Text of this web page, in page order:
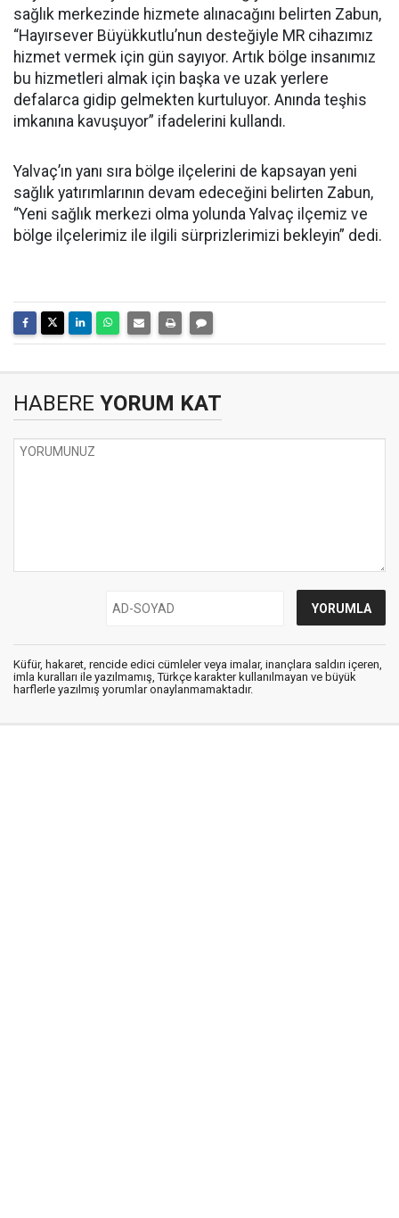
sağlık merkezinde hizmete alınacağını belirten Zabun,
“Hayırsever Büyükkutlu’nun desteğiyle MR cihazımız
hizmet vermek için gün sayıyor. Artık bölge insanımız
bu hizmetleri almak için başka ve uzak yerlere
defalarca gidip gelmekten kurtuluyor. Anında teşhis
imkanına kavuşuyor” ifadelerini kullandı.
Yalvaç’ın yanı sıra bölge ilçelerini de kapsayan yeni
sağlık yatırımlarının devam edeceğini belirten Zabun,
“Yeni sağlık merkezi olma yolunda Yalvaç ilçemiz ve
bölge ilçelerimiz ile ilgili sürprizlerimizi bekleyin” dedi.
HABERE YORUM KAT
Küfür, hakaret, rencide edici cümleler veya imalar, inançlara saldırı içeren,
imla kuralları ile yazılmamış, Türkçe karakter kullanılmayan ve büyük
harflerle yazılmış yorumlar onaylanmamaktadır.